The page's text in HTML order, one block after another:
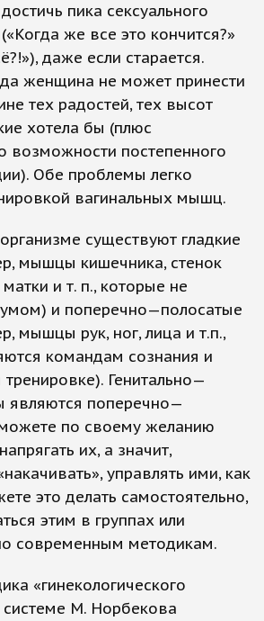
пика сексуального
же все это кончится?»
даже если старается.
женщина не может принести
тех радостей, тех высот
хотела бы (плюс
возможности постепенного
Обе проблемы легко
вагинальных мышц.
существуют гладкие
мышцы кишечника, стенок
и т. п., которые не
и поперечно—полосатые
мышцы рук, ног, лица и т.п.,
командам сознания и
Генитально—
поперечно—
по своему желанию
их, а значит,
управлять ими, как
это делать самостоятельно,
этим в группах или
современным методикам.
«гинекологического
М. Норбекова